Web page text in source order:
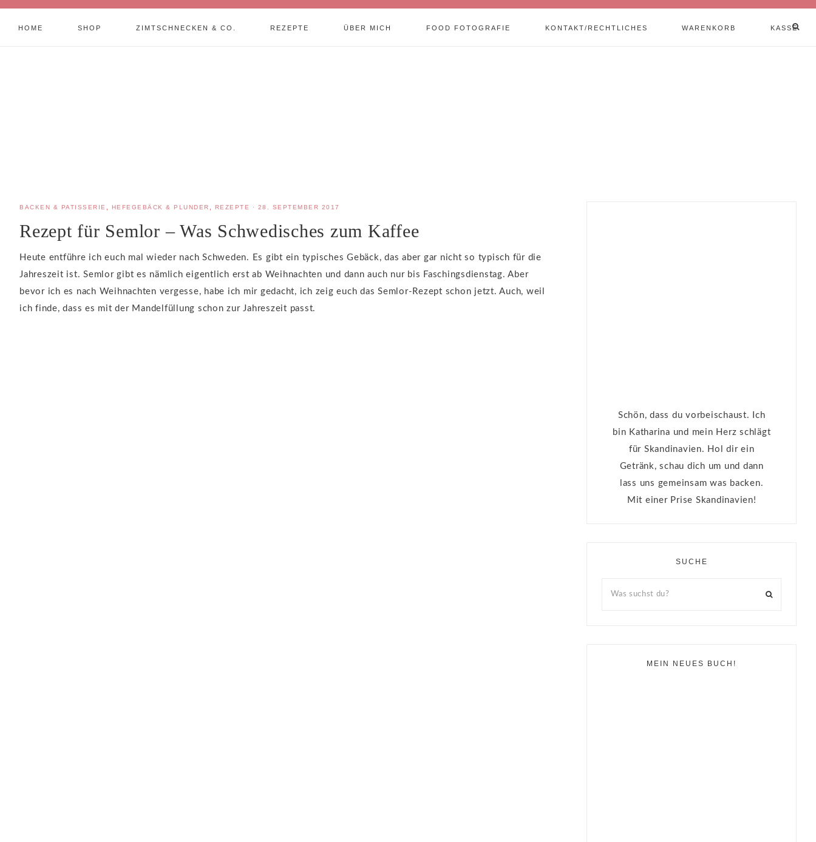
HOME SHOP ZIMTSCHNECKEN & CO. REZEPTE ÜBER MICH FOOD FOTOGRAFIE KONTAKT/RECHTLICHES WARENKORB KASSE
BACKEN & PATISSERIE HEFEGEBÄCK & PLUNDER REZEPTE · 28. SEPTEMBER 2017
Rezept für Semlor – Was Schwedisches zum Kaffee
Heute entführe ich euch mal wieder nach Schweden. Es gibt ein typisches Gebäck, das aber gar nicht so typisch für die
Jahreszeit ist. Semlor gibt es nämlich eigentlich erst ab Weihnachten und dann auch nur bis Faschingsdienstag. Aber
bevor ich es nach Weihnachten vergesse, habe ich mir gedacht, ich zeig euch das Semlor-Rezept schon jetzt. Auch, weil
ich finde, dass es mit der Mandelfüllung schon zur Jahreszeit passt.
Schön, dass du vorbeischaust. Ich
bin Katharina und mein Herz schlägt
für Skandinavien. Hol dir ein
Getränk, schau dich um und dann
lass uns gemeinsam was backen.
Mit einer Prise Skandinavien!
SUCHE
MEIN NEUES BUCH!